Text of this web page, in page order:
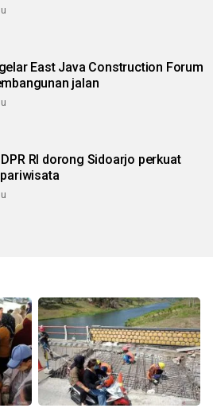
East Java Construction Forum
jalan
RI dorong Sidoarjo perkuat